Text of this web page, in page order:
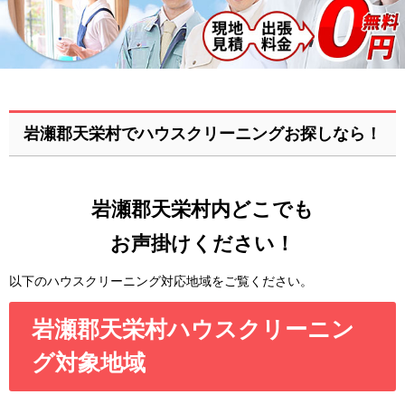
岩瀬郡天栄村でハウスクリーニングお探しなら！
岩瀬郡天栄村内どこでも
お声掛けください！
以下のハウスクリーニング対応地域をご覧ください。
岩瀬郡天栄村ハウスクリーニン
グ対象地域